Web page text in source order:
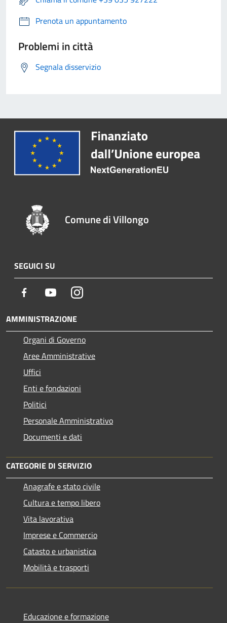
Prenota un appuntamento
Problemi in città
Segnala disservizio
Comune di Villongo
SEGUICI SU
Facebook YoutubeInstagram
AMMINISTRAZIONE
Organi di Governo
Aree Amministrative
Uffici
Enti e fondazioni
Politici
Personale Amministrativo
Documenti e dati
CATEGORIE DI SERVIZIO
Anagrafe e stato civile
Cultura e tempo libero
Vita lavorativa
Imprese e Commercio
Catasto e urbanistica
Mobilità e trasporti
Educazione e formazione